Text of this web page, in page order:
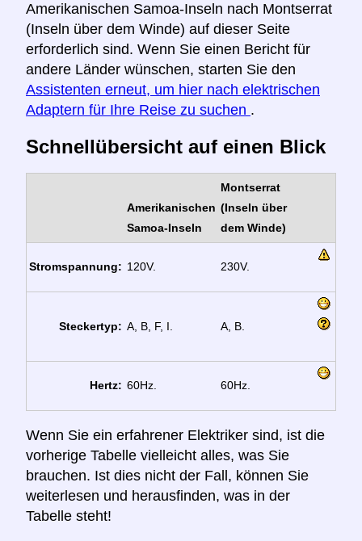
Amerikanischen Samoa-Inseln nach Montserrat
(Inseln über dem Winde) auf dieser Seite
erforderlich sind. Wenn Sie einen Bericht für
andere Länder wünschen, starten Sie den
Assistenten erneut, um hier nach elektrischen
Adaptern für Ihre Reise zu suchen .
Schnellübersicht auf einen Blick
Amerikanischen
Samoa-Inseln
Montserrat
(Inseln über
dem Winde)
Stromspannung: 120V. 230V.
Steckertyp: A, B, F, I. A, B.
Hertz: 60Hz. 60Hz.
Wenn Sie ein erfahrener Elektriker sind, ist die
vorherige Tabelle vielleicht alles, was Sie
brauchen. Ist dies nicht der Fall, können Sie
weiterlesen und herausfinden, was in der
Tabelle steht!